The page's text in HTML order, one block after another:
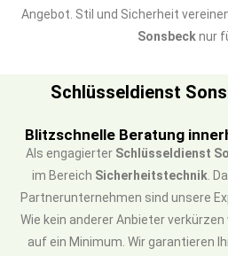
Angebot. Stil und Sicherheit
Sonsbecknur
Schlüsseldienst
Blitzschnelle Beratung
Als engagierter Schlüsseldienst
im Bereich Sicherheitstechnik.
Partnerunternehmen sind unsere
Wie kein anderer Anbieter
auf ein Minimum. Wir garantieren